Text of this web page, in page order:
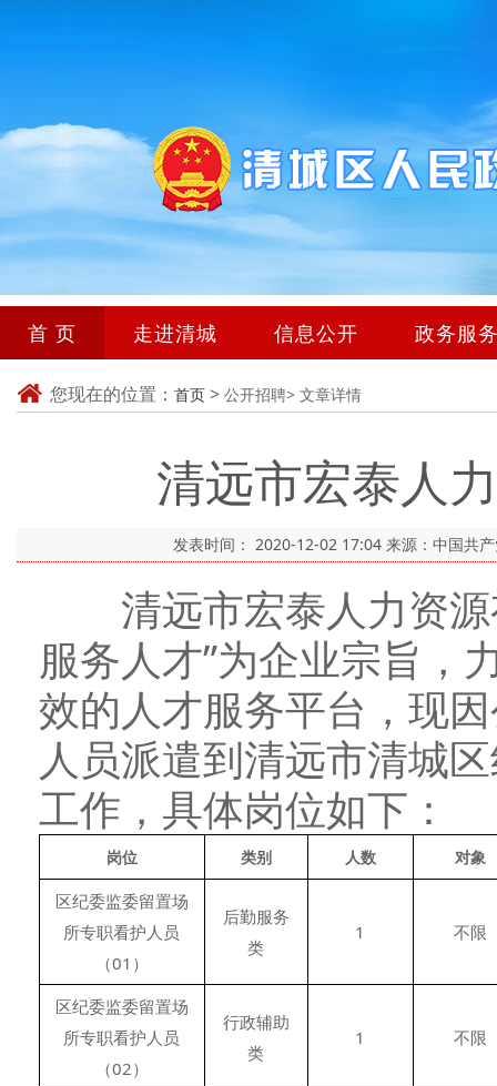
首 页 走进清城 信息公开 政务服
您现在的位置： 首页 > 公开招聘> 文章详情
清远市宏泰人
发表时间： 2020-12-02 17:04 来源：中国共
清远市宏泰人力资源
服务人才”为企业宗旨，
效的人才服务平台，现
人员派遣到清远市清城
工作，具体岗位如下：
岗位 类别 人数 对象
区纪委监委留置场
所专职看护人员
（01）
后勤服务
类
1 不限
区纪委监委留置场
所专职看护人员
（02）
行政辅助
类
1 不限